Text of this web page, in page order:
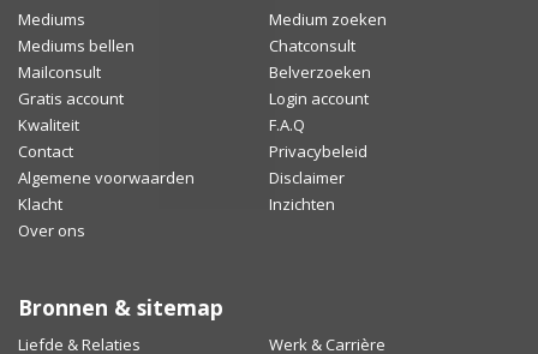
Mediums
Medium zoeken
Mediums bellen
Chatconsult
Mailconsult
Belverzoeken
Gratis account
Login account
Kwaliteit
F.A.Q
Contact
Privacybeleid
Algemene voorwaarden
Disclaimer
Klacht
Inzichten
Over ons
Bronnen & sitemap
Liefde & Relaties Werk & Carrière